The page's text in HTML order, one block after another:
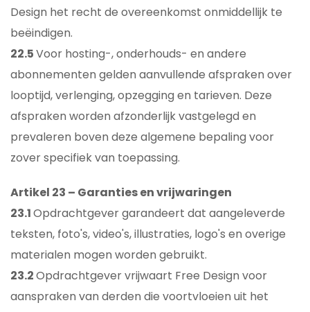
Design het recht de overeenkomst onmiddellijk te
beëindigen.
22.5Voor hosting-, onderhouds- en andere
abonnementen gelden aanvullende afspraken over
looptijd, verlenging, opzegging en tarieven. Deze
afspraken worden afzonderlijk vastgelegd en
prevaleren boven deze algemene bepaling voor
zover specifiek van toepassing.
Artikel 23 – Garanties en vrijwaringen
23.1Opdrachtgever garandeert dat aangeleverde
teksten, foto's, video's, illustraties, logo's en overige
materialen mogen worden gebruikt.
23.2Opdrachtgever vrijwaart Free Design voor
aanspraken van derden die voortvloeien uit het